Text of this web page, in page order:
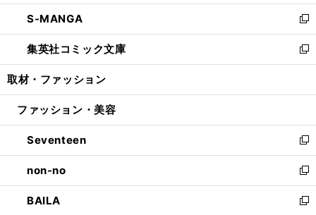
開
く
ウ
で
開
く
ン
ド
ウ
で
開
ウ
ィ
ン
ド
ウ
開
し
い
ウ
ィ
ン
ウ
開
く
S-MANGA
新
し
い
ウ
ン
ウ
で
開
く
集英社コミック文庫
新
し
ウ
ン
ド
ウ
で
開
く
取材・ファッション
ファッション・美容
Seventeen
新
し
い
ウ
ィ
non-no
新
し
い
BAILA
新